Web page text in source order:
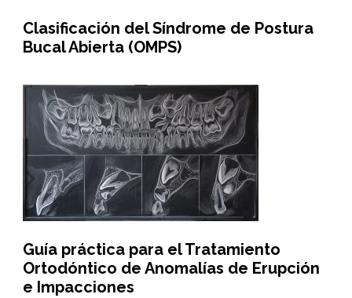
Clasificación del Síndrome de Postura
Bucal Abierta (OMPS)
Guía práctica para el Tratamiento
Ortodóntico de Anomalías de Erupción
e Impacciones